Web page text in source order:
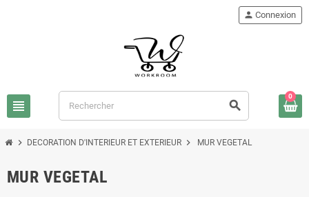
view_headline search
person Connexion
0
chevron_right DECORATION D'INTERIEUR ET EXTERIEUR chevron_right MUR VEGETAL
MUR VEGETAL